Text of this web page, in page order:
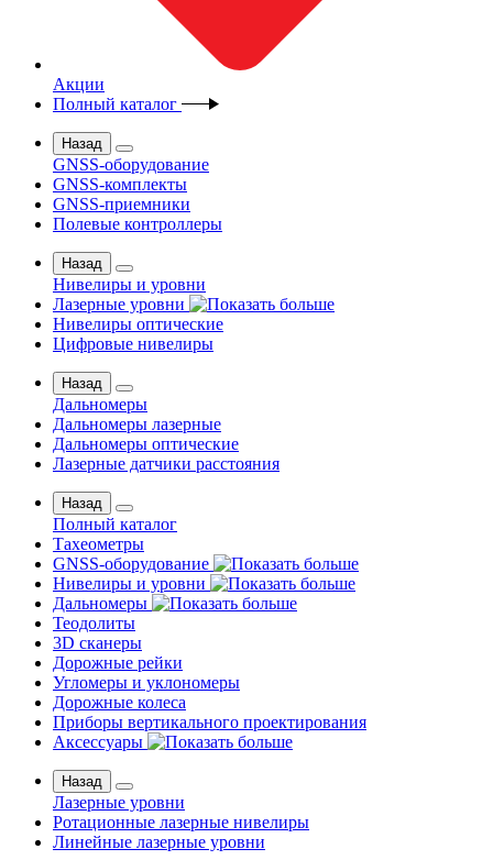
Акции
Полный каталог
Назад
GNSS-оборудование
GNSS-комплекты
GNSS-приемники
Полевые контроллеры
Назад
Нивелиры и уровни
Лазерные уровни
Нивелиры оптические
Цифровые нивелиры
Назад
Дальномеры
Дальномеры лазерные
Дальномеры оптические
Лазерные датчики расстояния
Назад
Полный каталог
Тахеометры
GNSS-оборудование
Нивелиры и уровни
Дальномеры
Теодолиты
3D сканеры
Дорожные рейки
Угломеры и уклономеры
Дорожные колеса
Приборы вертикального проектирования
Аксессуары
Назад
Лазерные уровни
Ротационные лазерные нивелиры
Линейные лазерные уровни